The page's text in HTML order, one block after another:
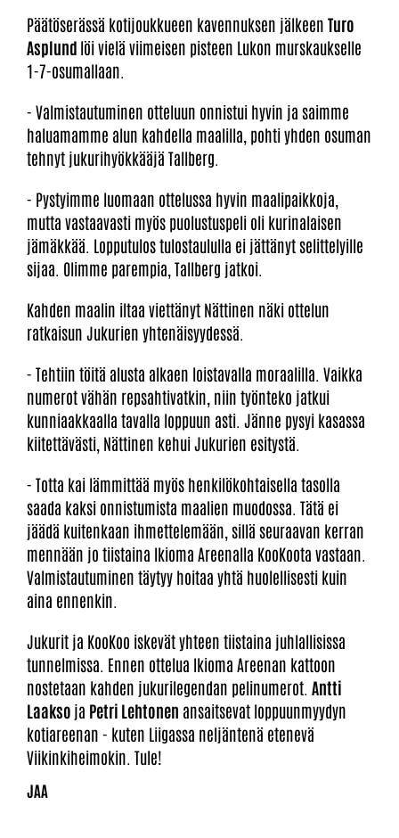
Päätöserässä kotijoukkueen kavennuksen jälkeen Turo
Asplund löi vielä viimeisen pisteen Lukon murskaukselle
1-7-osumallaan.
- Valmistautuminen otteluun onnistui hyvin ja saimme
haluamamme alun kahdella maalilla, pohti yhden osuman
tehnyt jukurihyökkääjä Tallberg.
- Pystyimme luomaan ottelussa hyvin maalipaikkoja,
mutta vastaavasti myös puolustuspeli oli kurinalaisen
jämäkkää. Lopputulos tulostaululla ei jättänyt selittelyille
sijaa. Olimme parempia, Tallberg jatkoi.
Kahden maalin iltaa viettänyt Nättinen näki ottelun
ratkaisun Jukurien yhtenäisyydessä.
- Tehtiin töitä alusta alkaen loistavalla moraalilla. Vaikka
numerot vähän repsahtivatkin, niin työnteko jatkui
kunniaakkaalla tavalla loppuun asti. Jänne pysyi kasassa
kiitettävästi, Nättinen kehui Jukurien esitystä.
- Totta kai lämmittää myös henkilökohtaisella tasolla
saada kaksi onnistumista maalien muodossa. Tätä ei
jäädä kuitenkaan ihmettelemään, sillä seuraavan kerran
mennään jo tiistaina Ikioma Areenalla KooKoota vastaan.
Valmistautuminen täytyy hoitaa yhtä huolellisesti kuin
aina ennenkin.
Jukurit ja KooKoo iskevät yhteen tiistaina juhlallisissa
tunnelmissa. Ennen ottelua Ikioma Areenan kattoon
nostetaan kahden jukurilegendan pelinumerot. Antti
Laakso ja Petri Lehtonen ansaitsevat loppuunmyydyn
kotiareenan - kuten Liigassa neljäntenä etenevä
Viikinkiheimokin. Tule!